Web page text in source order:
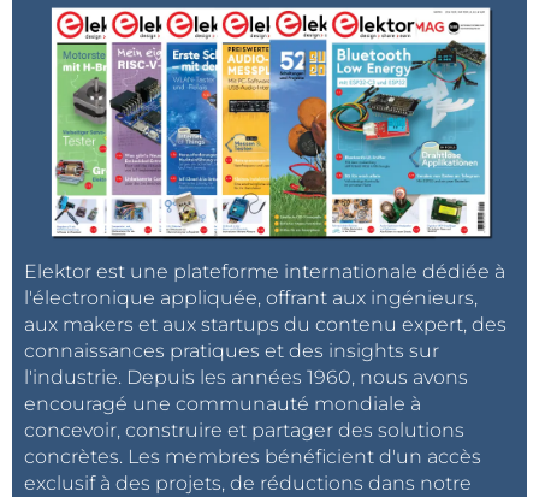
Elektor est une plateforme internationale dédiée à
l'électronique appliquée, offrant aux ingénieurs,
aux makers et aux startups du contenu expert, des
connaissances pratiques et des insights sur
l'industrie. Depuis les années 1960, nous avons
encouragé une communauté mondiale à
concevoir, construire et partager des solutions
concrètes. Les membres bénéficient d'un accès
exclusif à des projets, de réductions dans notre